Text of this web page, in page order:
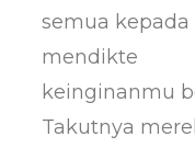
semua
mendikte
keinginanmu
Takutnya